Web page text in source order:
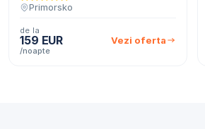
Primorsko
de la
159 EUR
/noapte
Vezi oferta